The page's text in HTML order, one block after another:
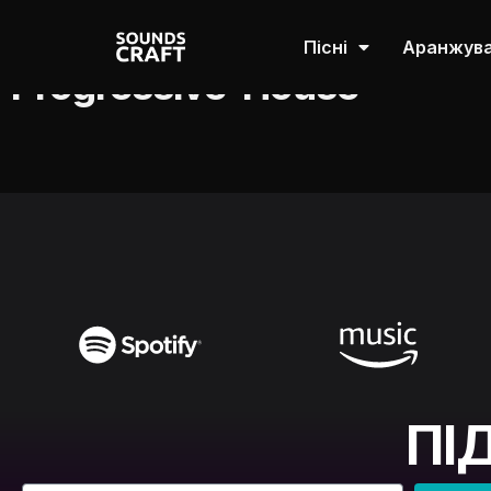
Пісні
Progressive-House